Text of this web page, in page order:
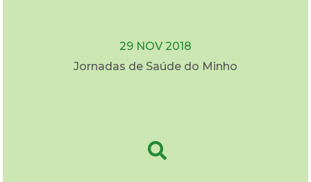
29 NOV 2018
Jornadas de Saúde do Minho